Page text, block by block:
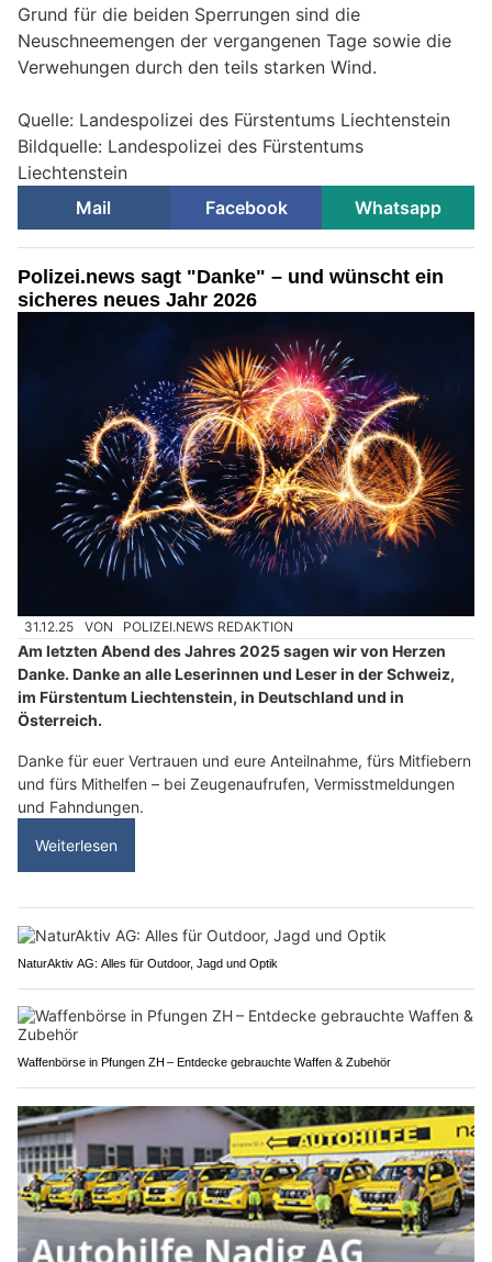
Grund für die beiden Sperrungen sind die
Neuschneemengen der vergangenen Tage sowie die
Verwehungen durch den teils starken Wind.
Quelle: Landespolizei des Fürstentums Liechtenstein
Bildquelle: Landespolizei des Fürstentums
Liechtenstein
Mail
Facebook Whatsapp
Polizei.news sagt "Danke" – und wünscht ein
sicheres neues Jahr 2026
31.12.25 VON POLIZEI.NEWS REDAKTION
Am letzten Abend des Jahres 2025 sagen wir von Herzen
Danke. Danke an alle Leserinnen und Leser in der Schweiz,
im Fürstentum Liechtenstein, in Deutschland und in
Österreich.
Danke für euer Vertrauen und eure Anteilnahme, fürs Mitfiebern
und fürs Mithelfen – bei Zeugenaufrufen, Vermisstmeldungen
und Fahndungen.
Weiterlesen
NaturAktiv AG: Alles für Outdoor, Jagd und Optik
Waffenbörse in Pfungen ZH – Entdecke gebrauchte Waffen & Zubehör